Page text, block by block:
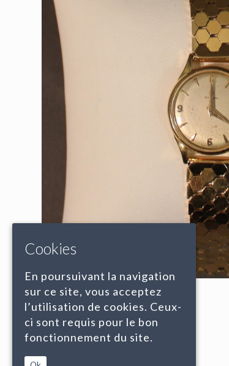
Cookies
En poursuivant la navigation
sur ce site, vous acceptez
l’utilisation de cookies. Ceux-
ci sont requis pour le bon
fonctionnement du site.